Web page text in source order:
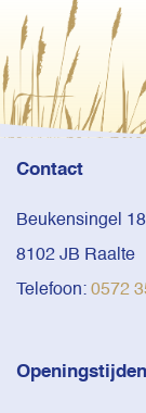
Contact
Beukensingel
8102 JB Raalte
Telefoon: 0572